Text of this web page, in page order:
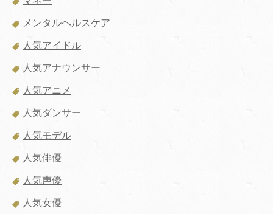
メンタルヘルスケア
人気アイドル
人気アナウンサー
人気アニメ
人気ダンサー
人気モデル
人気俳優
人気声優
人気女優